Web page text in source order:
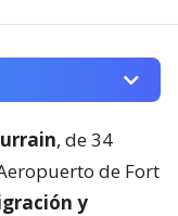
, de 34
de Fort
y